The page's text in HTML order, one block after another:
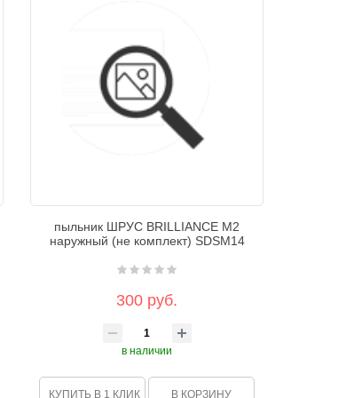
пыльник ШРУС BRILLIANCE M2
наружный (не комплект) SDSM14
300 руб.
в наличии
КУПИТЬ В 1 КЛИК В КОРЗИНУ